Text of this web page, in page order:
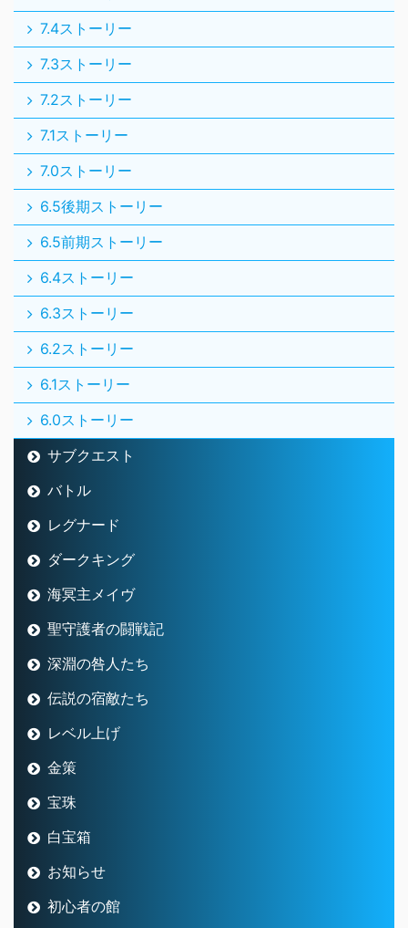
7.4ストーリー
7.3ストーリー
7.2ストーリー
7.1ストーリー
7.0ストーリー
6.5後期ストーリー
6.5前期ストーリー
6.4ストーリー
6.3ストーリー
6.2ストーリー
6.1ストーリー
6.0ストーリー
サブクエスト
バトル
レグナード
ダークキング
海冥主メイヴ
聖守護者の闘戦記
深淵の咎人たち
伝説の宿敵たち
レベル上げ
金策
宝珠
白宝箱
お知らせ
初心者の館